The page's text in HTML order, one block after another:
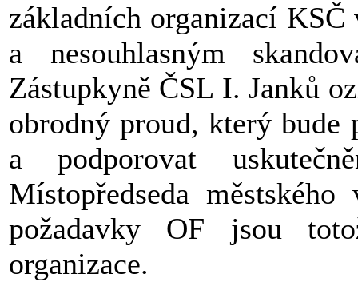
základních organizací
a nesouhlasným
Zástupkyně ČSL I. Janků
obrodný proud, který bude
a podporovat
Místopředseda
požadavky OF jsou
organizace.